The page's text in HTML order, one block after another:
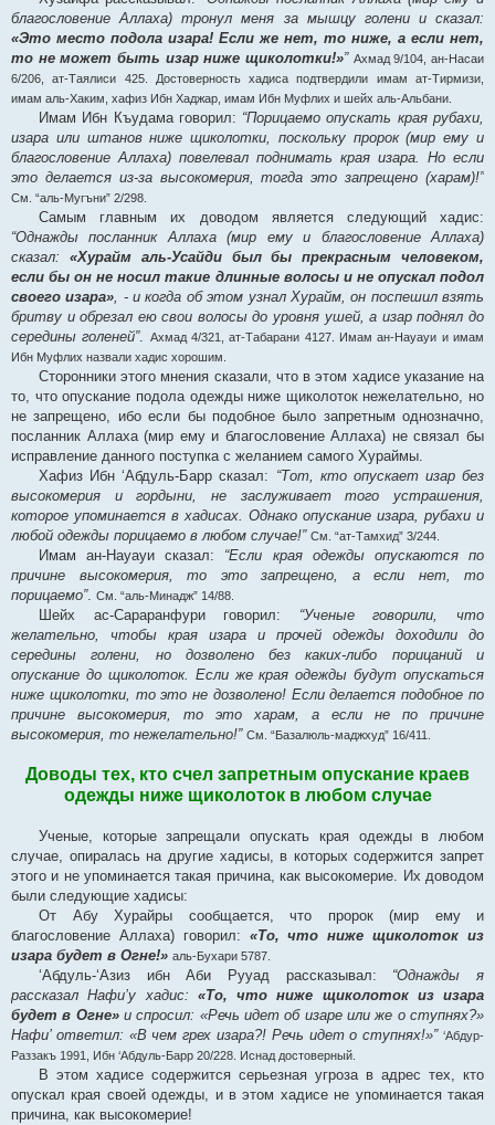
благословение Аллаха) тронул меня за мышцу голени и сказал:
«Это место подола изара! Если же нет, то ниже, а если нет,
то не может быть изар ниже щиколотки!»” Ахмад 9/104, ан-Насаи
6/206, ат-Таялиси 425. Достоверность хадиса подтвердили имам ат-Тирмизи,
имам аль-Хаким, хафиз Ибн Хаджар, имам Ибн Муфлих и шейх аль-Альбани.
Имам Ибн Къудама говорил: “Порицаемо опускать края рубахи,
изара или штанов ниже щиколотки, поскольку пророк (мир ему и
благословение Аллаха) повелевал поднимать края изара. Но если
это делается из-за высокомерия, тогда это запрещено (харам)!”
См. “аль-Мугъни” 2/298.
Самым главным их доводом является следующий хадис:
“Однажды посланник Аллаха (мир ему и благословение Аллаха)
сказал: «Хурайм аль-Усайди был бы прекрасным человеком,
если бы он не носил такие длинные волосы и не опускал подол
своего изара», - и когда об этом узнал Хурайм, он поспешил взять
бритву и обрезал ею свои волосы до уровня ушей, а изар поднял до
середины голеней”. Ахмад 4/321, ат-Табарани 4127. Имам ан-Науауи и имам
Ибн Муфлих назвали хадис хорошим.
Сторонники этого мнения сказали, что в этом хадисе указание на
то, что опускание подола одежды ниже щиколоток нежелательно, но
не запрещено, ибо если бы подобное было запретным однозначно,
посланник Аллаха (мир ему и благословение Аллаха) не связал бы
исправление данного поступка с желанием самого Хураймы.
Хафиз Ибн ‘Абдуль-Барр сказал: “Тот, кто опускает изар без
высокомерия и гордыни, не заслуживает того устрашения,
которое упоминается в хадисах. Однако опускание изара, рубахи и
любой одежды порицаемо в любом случае!” См. “ат-Тамхид” 3/244.
Имам ан-Науауи сказал: “Если края одежды опускаются по
причине высокомерия, то это запрещено, а если нет, то
порицаемо”. См. “аль-Минадж” 14/88.
Шейх ас-Сараранфури говорил: “Ученые говорили, что
желательно, чтобы края изара и прочей одежды доходили до
середины голени, но дозволено без каких-либо порицаний и
опускание до щиколоток. Если же края одежды будут опускаться
ниже щиколотки, то это не дозволено! Если делается подобное по
причине высокомерия, то это харам, а если не по причине
высокомерия, то нежелательно!” См. “Базалюль-маджхуд” 16/411.
Доводы тех, кто счел запретным опускание краев
одежды ниже щиколоток в любом случае
Ученые, которые запрещали опускать края одежды в любом
случае, опиралась на другие хадисы, в которых содержится запрет
этого и не упоминается такая причина, как высокомерие. Их доводом
были следующие хадисы:
От Абу Хурайры сообщается, что пророк (мир ему и
благословение Аллаха) говорил: «То, что ниже щиколоток из
изара будет в Огне!» аль-Бухари 5787.
‘Абдуль-‘Азиз ибн Аби Рууад рассказывал: “Однажды я
рассказал Нафи’у хадис: «То, что ниже щиколоток из изара
будет в Огне» и спросил: «Речь идет об изаре или же о ступнях?»
Нафи’ ответил: «В чем грех изара?! Речь идет о ступнях!»” ‘Абдур-
Раззакъ 1991, Ибн ‘Абдуль-Барр 20/228. Иснад достоверный.
В этом хадисе содержится серьезная угроза в адрес тех, кто
опускал края своей одежды, и в этом хадисе не упоминается такая
причина, как высокомерие!